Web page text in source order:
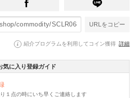
URLをコピー
紹介プログラムを利用してコイン獲得 詳細
気に入り登録ガイド
１点の時にいち早くご連絡します